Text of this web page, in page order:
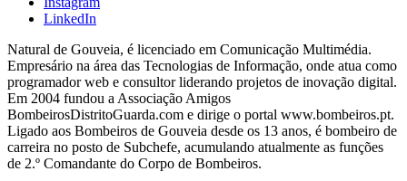
LinkedIn
Natural de Gouveia, é licenciado em Comunicação Multimédia.
Empresário na área das Tecnologias de Informação, onde atua como
programador web e consultor liderando projetos de inovação digital.
Em 2004 fundou a Associação Amigos
BombeirosDistritoGuarda.com e dirige o portal www.bombeiros.pt.
Ligado aos Bombeiros de Gouveia desde os 13 anos, é bombeiro de
carreira no posto de Subchefe, acumulando atualmente as funções
de 2.º Comandante do Corpo de Bombeiros.